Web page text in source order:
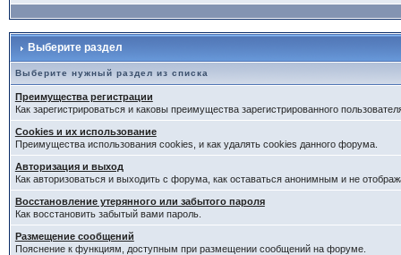
Выберите раздел
Выберите нужный раздел из списка
Преимущества регистрации
Как зарегистрироваться и каковы преимущества зарегистрированного
Cookies и их использование
Преимущества использования cookies, и как удалять cookies данного форума.
Авторизация и выход
Как авторизоваться и выходить с форума, как оставаться анонимным и не
Восстановление утерянного или забытого пароля
Как восстановить забытый вами пароль.
Размещение сообщений
Пояснение к функциям, доступным при размещении сообщений на форуме.